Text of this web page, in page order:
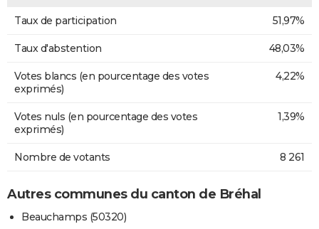
Taux de participation 51,97%
Taux d'abstention 48,03%
Votes blancs (en pourcentage des votes
exprimés)
4,22%
Votes nuls (en pourcentage des votes
exprimés)
1,39%
Nombre de votants 8 261
Autres communes du canton de Bréhal
Beauchamps (50320)